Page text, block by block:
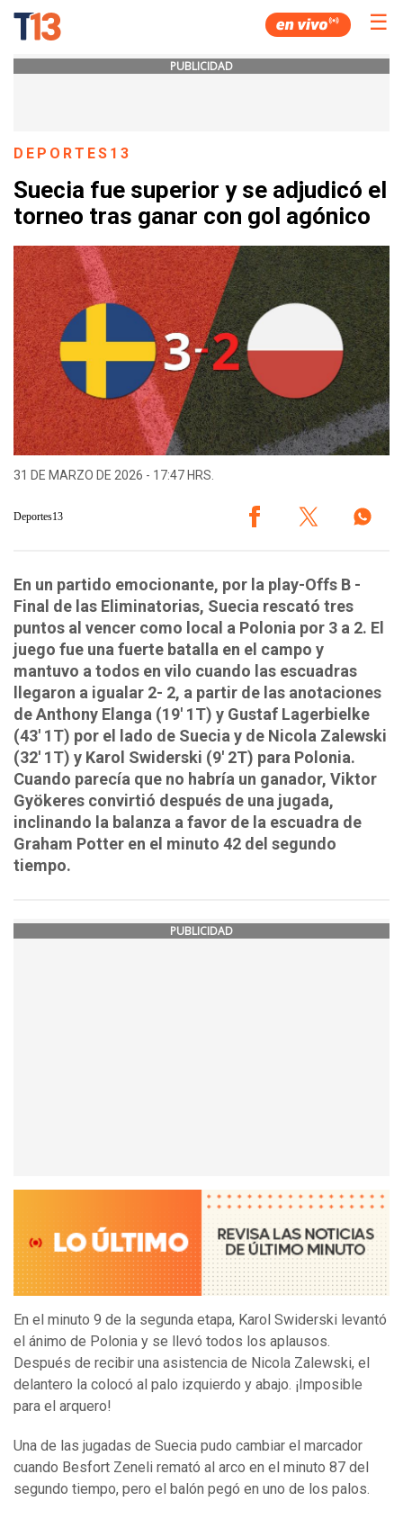
☰
PUBLICIDAD
DEPORTES13
Suecia fue superior y se adjudicó el
torneo tras ganar con gol agónico
31 DE MARZO DE 2026 - 17:47 HRS.
Deportes13
En un partido emocionante, por la play-Offs B -
Final de las Eliminatorias, Suecia rescató tres
puntos al vencer como local a Polonia por 3 a 2. El
juego fue una fuerte batalla en el campo y
mantuvo a todos en vilo cuando las escuadras
llegaron a igualar 2- 2, a partir de las anotaciones
de Anthony Elanga (19' 1T) y Gustaf Lagerbielke
(43' 1T) por el lado de Suecia y de Nicola Zalewski
(32' 1T) y Karol Swiderski (9' 2T) para Polonia.
Cuando parecía que no habría un ganador, Viktor
Gyökeres convirtió después de una jugada,
inclinando la balanza a favor de la escuadra de
Graham Potter en el minuto 42 del segundo
tiempo.
PUBLICIDAD
En el minuto 9 de la segunda etapa, Karol Swiderski levantó
el ánimo de Polonia y se llevó todos los aplausos.
Después de recibir una asistencia de Nicola Zalewski, el
delantero la colocó al palo izquierdo y abajo. ¡Imposible
para el arquero!
Una de las jugadas de Suecia pudo cambiar el marcador
cuando Besfort Zeneli remató al arco en el minuto 87 del
segundo tiempo, pero el balón pegó en uno de los palos.